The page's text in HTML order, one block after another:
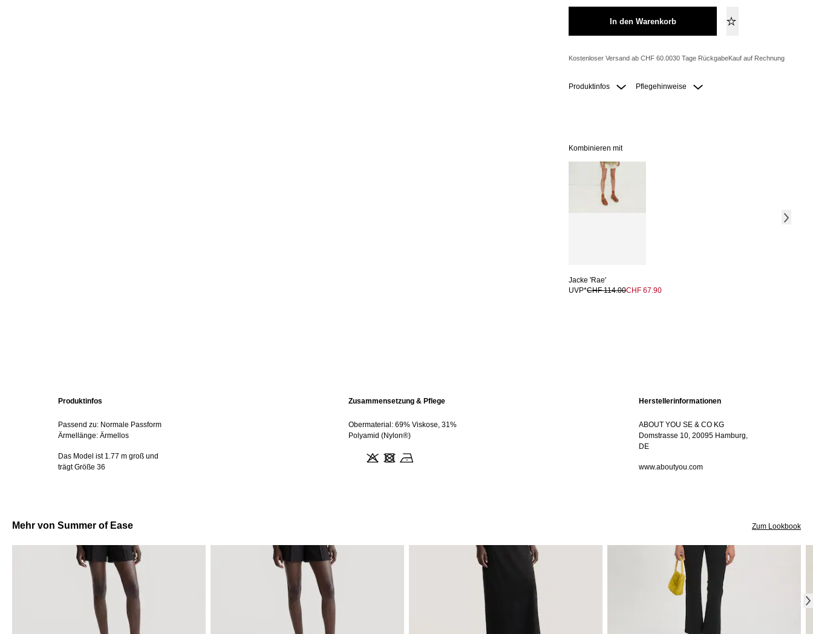
In den Warenkorb
Kostenloser Versand ab CHF 60.0030 Tage RückgabeKauf auf Rechnung
Produktinfos Pflegehinweise
Kombinieren mit
Jacke 'Rae'
UVP*CHF 114.00CHF 67.90
Produktinfos
Passend zu: Normale Passform
Ärmellänge: Ärmellos
Das Model ist 1.77 m groß und
trägt Größe 36
Zusammensetzung & Pflege
Obermaterial: 69% Viskose, 31%
Polyamid (Nylon®)
Herstellerinformationen
ABOUT YOU SE & CO KG
Domstrasse 10, 20095 Hamburg,
DE
www.aboutyou.com
Mehr von Summer of Ease Zum Lookbook